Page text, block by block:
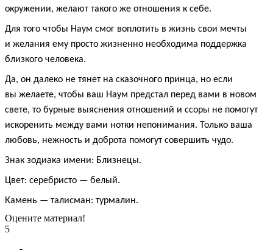
окружении, желают такого же отношения к себе.
Для того чтобы Наум смог воплотить в жизнь свои мечты
и желания ему просто жизненно необходима поддержка
близкого человека.
Да, он далеко не тянет на сказочного принца, но если
вы желаете, чтобы ваш Наум предстал перед вами в новом
свете, то бурные выяснения отношений и ссоры не помогут
искоренить между вами нотки непонимания. Только ваша
любовь, нежность и доброта помогут совершить чудо.
Знак зодиака имени: Близнецы.
Цвет: серебристо — белый.
Камень — талисман: турмалин.
Оцените материал!
5